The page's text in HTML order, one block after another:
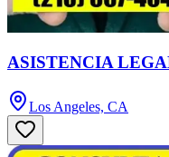
ASISTENCIA
Los Angeles, CA